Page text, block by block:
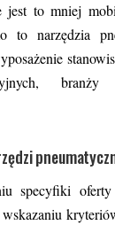
jest to mniej
to narzędzia
specyfiki